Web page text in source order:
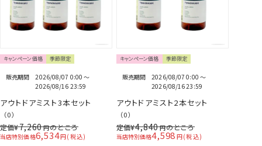
キャンペーン価格 季節限定
販売期間 2026/08/07 0:00〜
2026/08/16 23:59
アウトドアミスト3本セット
（0）
定価¥7,260 のところ
当店特別価格6,534 税込
キャンペーン価格 季節限定
販売期間 2026/08/07 0:00 〜
2026/08/16 23:59
アウトドアミスト2本セット
（0）
定価¥4,840 のところ
当店特別価格4,598 税込